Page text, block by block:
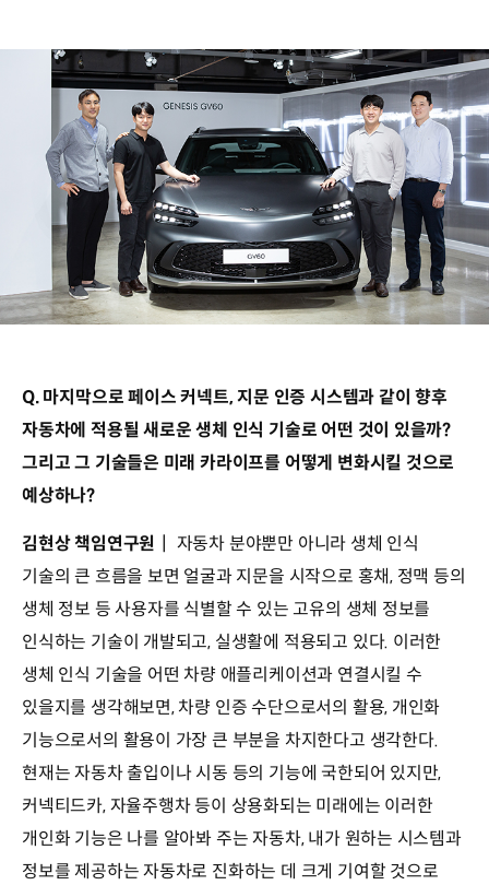
Q. 마지막으로 페이스 커넥트, 지문 인증 시스템과 같이 향후
자동차에 적용될 새로운 생체 인식 기술로 어떤 것이 있을까?
그리고 그 기술들은 미래 카라이프를 어떻게 변화시킬 것으로
예상하나?
김현상 책임연구원 ┃ 자동차 분야뿐만 아니라 생체 인식
기술의 큰 흐름을 보면 얼굴과 지문을 시작으로 홍채, 정맥 등의
생체 정보 등 사용자를 식별할 수 있는 고유의 생체 정보를
인식하는 기술이 개발되고, 실생활에 적용되고 있다. 이러한
생체 인식 기술을 어떤 차량 애플리케이션과 연결시킬 수
있을지를 생각해보면, 차량 인증 수단으로서의 활용, 개인화
기능으로서의 활용이 가장 큰 부분을 차지한다고 생각한다.
현재는 자동차 출입이나 시동 등의 기능에 국한되어 있지만,
커넥티드카, 자율주행차 등이 상용화되는 미래에는 이러한
개인화 기능은 나를 알아봐 주는 자동차, 내가 원하는 시스템과
정보를 제공하는 자동차로 진화하는 데 크게 기여할 것으로